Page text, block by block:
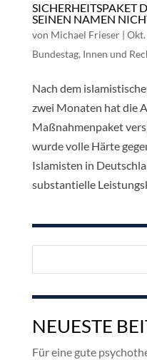
SICHERHEITSPAKET
SEINEN NAMEN
von Michael Frieser|
Bundestag, Innen und
Nach dem
zwei Monaten hat die
Maßnahmenpaket
wurde volle Härte
Islamisten in
substantielle
NEUESTE
Für eine gute